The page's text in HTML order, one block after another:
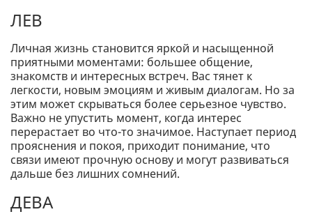
ЛЕВ
Личная жизнь становится яркой и насыщенной
приятными моментами: большее общение,
знакомств и интересных встреч. Вас тянет к
легкости, новым эмоциям и живым диалогам. Но за
этим может скрываться более серьезное чувство.
Важно не упустить момент, когда интерес
перерастает во что-то значимое. Наступает период
прояснения и покоя, приходит понимание, что
связи имеют прочную основу и могут развиваться
дальше без лишних сомнений.
ДЕВА